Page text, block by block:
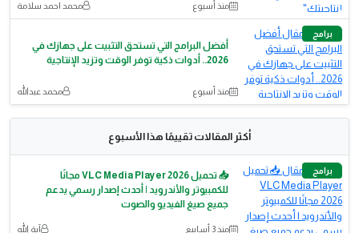
منذ أسبوع محمد احمد سلامة
برامج
أفضل البرامج التي تستحق التثبيت على جهازك في
2026.. أدوات ذكية توفر الوقت وتزيد الإنتاجية
منذ أسبوع محمد عبدالله
أكثر المقالات تقييمًا هذا الأسبوع
برامج
📥 تحميل VLC Media Player 2026 مجانًا
للكمبيوتر والأندرويد | أحدث إصدار رسمي يدعم
جميع صيغ الفيديو والصوت
منذ 3 أسابيع آية الله